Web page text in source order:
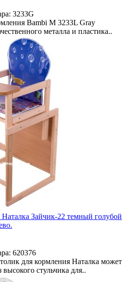
3233G
Bambi M 3233L Gray
металла и пластика..
Зайчик-22 темный голубой
620376
для кормления Наталка может
стульчика для..